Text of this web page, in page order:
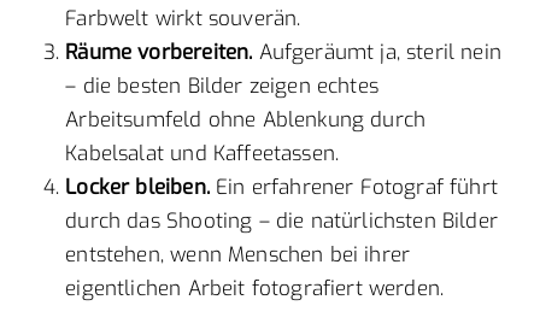
Farbwelt wirkt souverän.
Räume vorbereiten. Aufgeräumt ja, steril nein
– die besten Bilder zeigen echtes
Arbeitsumfeld ohne Ablenkung durch
Kabelsalat und Kaffeetassen.
Locker bleiben.Ein erfahrener Fotograf führt
durch das Shooting – die natürlichsten Bilder
entstehen, wenn Menschen bei ihrer
eigentlichen Arbeit fotografiert werden.